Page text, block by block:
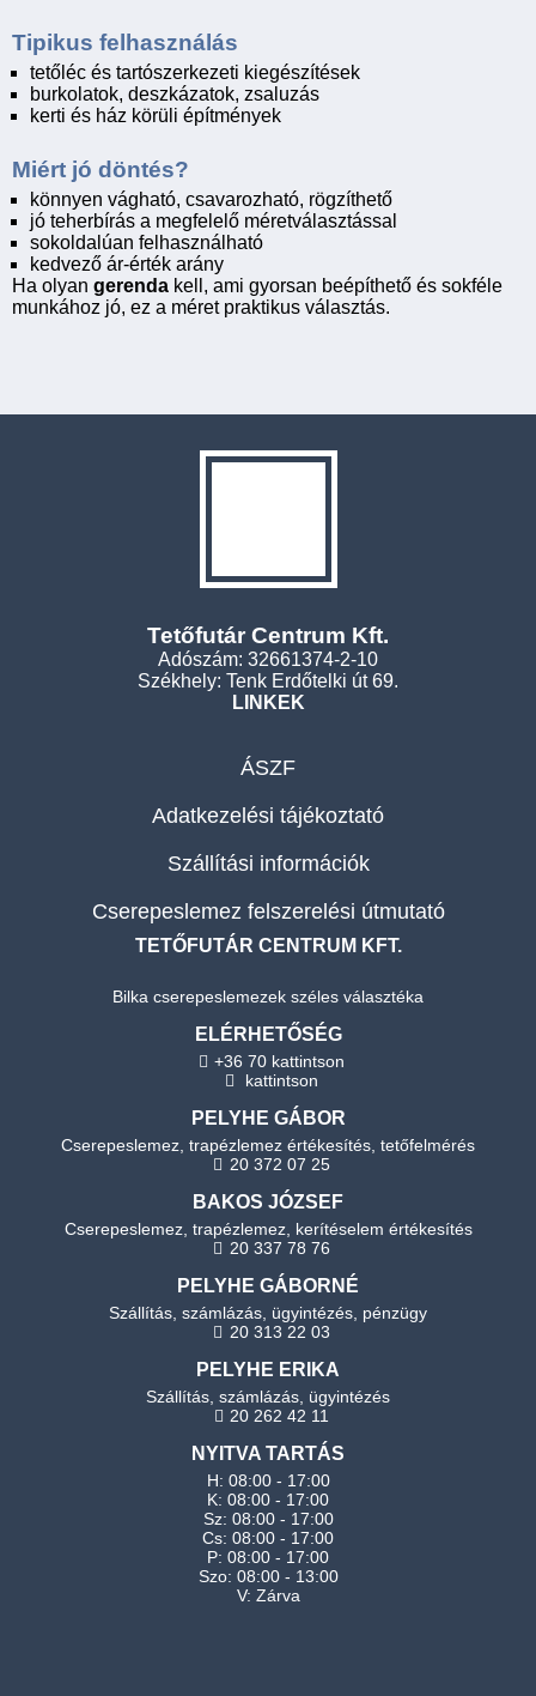
Tipikus felhasználás
tetőléc és tartószerkezeti kiegészítések
burkolatok, deszkázatok, zsaluzás
kerti és ház körüli építmények
Miért jó döntés?
könnyen vágható, csavarozható, rögzíthető
jó teherbírás a megfelelő méretválasztással
sokoldalúan felhasználható
kedvező ár-érték arány
Ha olyan gerenda kell, ami gyorsan beépíthető és sokféle
munkához jó, ez a méret praktikus választás.
Tetőfutár Centrum Kft.
Adószám: 32661374-2-10
Székhely: Tenk Erdőtelki út 69.
LINKEK
ÁSZF
Adatkezelési tájékoztató
Szállítási információk
Cserepeslemez felszerelési útmutató
TETŐFUTÁR CENTRUM KFT.
Bilka cserepeslemezek széles választéka
ELÉRHETŐSÉG
+36 70 kattintson
kattintson
PELYHE GÁBOR
Cserepeslemez, trapézlemez értékesítés, tetőfelmérés
20 372 07 25
BAKOS JÓZSEF
Cserepeslemez, trapézlemez, kerítéselem értékesítés
20 337 78 76
PELYHE GÁBORNÉ
Szállítás, számlázás, ügyintézés, pénzügy
20 313 22 03
PELYHE ERIKA
Szállítás, számlázás, ügyintézés
20 262 42 11
NYITVA TARTÁS
H: 08:00 - 17:00
K: 08:00 - 17:00
Sz: 08:00 - 17:00
Cs: 08:00 - 17:00
P: 08:00 - 17:00
Szo: 08:00 - 13:00
V: Zárva